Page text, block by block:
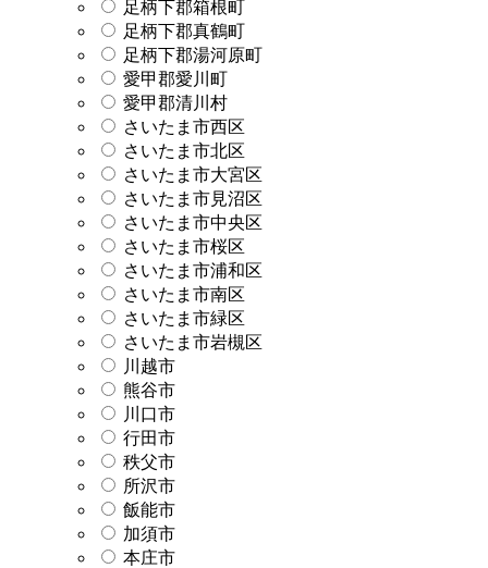
足柄下郡箱根町
足柄下郡真鶴町
足柄下郡湯河原町
愛甲郡愛川町
愛甲郡清川村
さいたま市西区
さいたま市北区
さいたま市大宮区
さいたま市見沼区
さいたま市中央区
さいたま市桜区
さいたま市浦和区
さいたま市南区
さいたま市緑区
さいたま市岩槻区
川越市
熊谷市
川口市
行田市
秩父市
所沢市
飯能市
加須市
本庄市